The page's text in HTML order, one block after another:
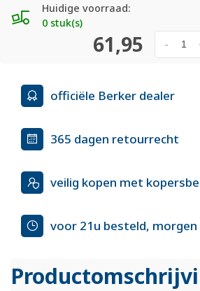
Huidige voorraad:
0 stuk(s)
61,95 -
officiële Berker dealer
365 dagen retourrecht
veilig kopen met
voor 21u besteld, morgen